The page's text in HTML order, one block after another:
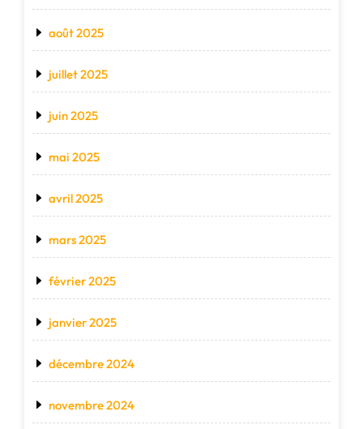
août 2025
juillet 2025
juin 2025
mai 2025
avril 2025
mars 2025
février 2025
janvier 2025
décembre 2024
novembre 2024